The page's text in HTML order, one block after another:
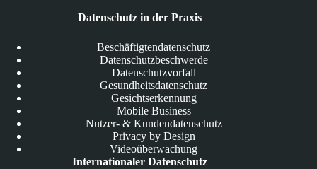
Datenschutz in der Praxis
Beschäftigtendatenschutz
Datenschutzbeschwerde
Datenschutzvorfall
Gesundheitsdatenschutz
Gesichtserkennung
Mobile Business
Nutzer- & Kundendatenschutz
Privacy by Design
Videoüberwachung
Internationaler Datenschutz